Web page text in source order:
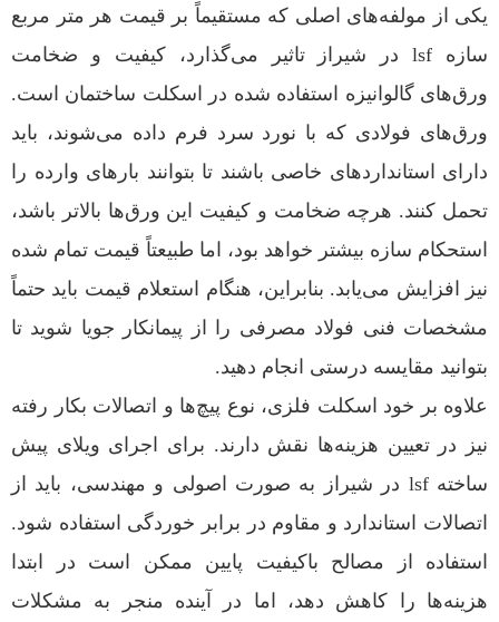
یکی از مولفه‌های اصلی که مستقیماً بر قیمت هر متر مربع
سازه lsf در شیراز تاثیر می‌گذارد، کیفیت و ضخامت
ورق‌های گالوانیزه استفاده شده در اسکلت ساختمان است.
ورق‌های فولادی که با نورد سرد فرم داده می‌شوند، باید
دارای استانداردهای خاصی باشند تا بتوانند بارهای وارده را
تحمل کنند. هرچه ضخامت و کیفیت این ورق‌ها بالاتر باشد،
استحکام سازه بیشتر خواهد بود، اما طبیعتاً قیمت تمام شده
نیز افزایش می‌یابد. بنابراین، هنگام استعلام قیمت باید حتماً
مشخصات فنی فولاد مصرفی را از پیمانکار جویا شوید تا
بتوانید مقایسه درستی انجام دهید.
علاوه بر خود اسکلت فلزی، نوع پیچ‌ها و اتصالات بکار رفته
نیز در تعیین هزینه‌ها نقش دارند. برای اجرای ویلای پیش
ساخته lsf در شیراز به صورت اصولی و مهندسی، باید از
اتصالات استاندارد و مقاوم در برابر خوردگی استفاده شود.
استفاده از مصالح باکیفیت پایین ممکن است در ابتدا
هزینه‌ها را کاهش دهد، اما در آینده منجر به مشکلات